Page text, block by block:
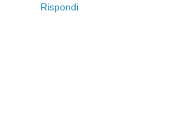
Rispondi